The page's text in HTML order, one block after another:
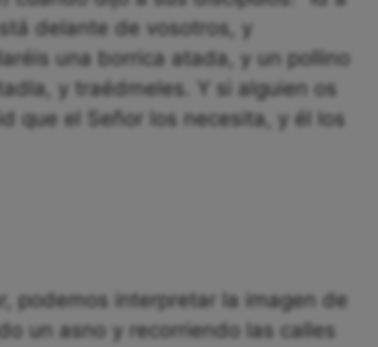
delante de vosotros, y
una borrica atada, y un pollino
y traédmeles. Y si alguien os
que el Señor los necesita, y él los
podemos interpretar la imagen de
un asno y recorriendo las calles